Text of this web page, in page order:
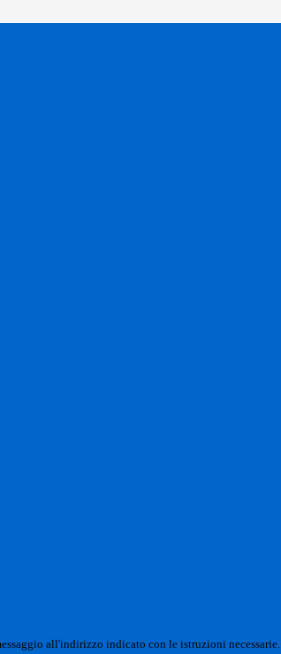
all'indirizzo indicato con le istruzioni necessarie.